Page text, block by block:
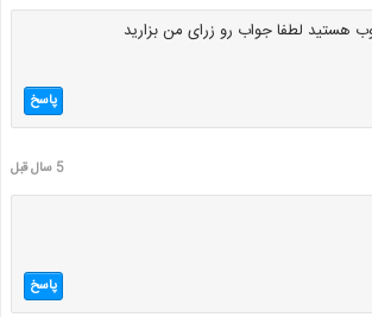
هستید لطفا جواب رو زرای من بزارید
پاسخ
5 سال قبل
پاسخ